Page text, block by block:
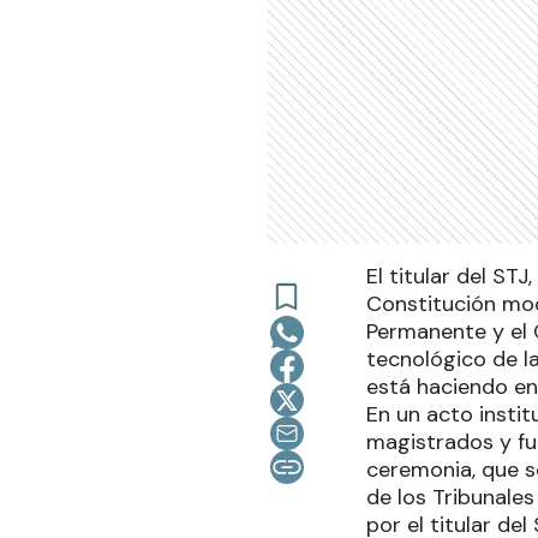
El titular del
Constitución
Permanente y
tecnológico de
está haciendo
En un acto
magistrados y
ceremonia, que
de los
por el titular del